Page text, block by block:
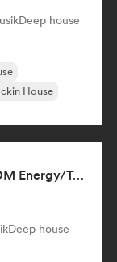
Deep house
House
Melodic Techno Energy/ EDM Energy/Techno Masters
Deep house